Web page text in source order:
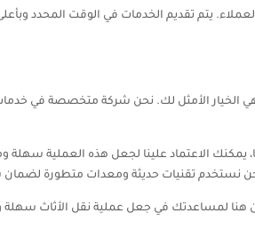
يتم تقديم الخدمات في الوقت المحدد
الأمثل لك. نحن شركة متخصصة في خدمات
يمكنك الاعتماد علينا لجعل هذه العملية
نستخدم تقنيات حديثة ومعدات متطورة لضمان
هنا لمساعدتك في جعل عملية نقل الأثاث سهلة